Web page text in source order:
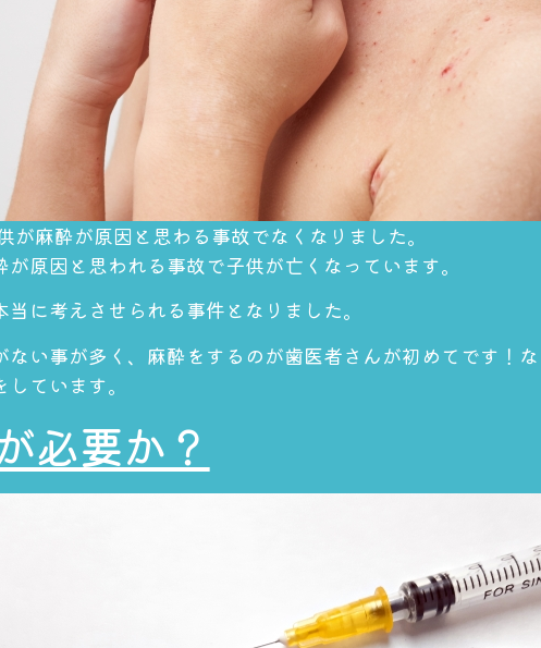
が麻酔が原因と思わる事故でなくなりました。
原因と思われる事故で子供が亡くなっています。
に考えさせられる事件となりました。
ない事が多く、麻酔をするのが歯医者さんが初めてです！
ています。
必要か？